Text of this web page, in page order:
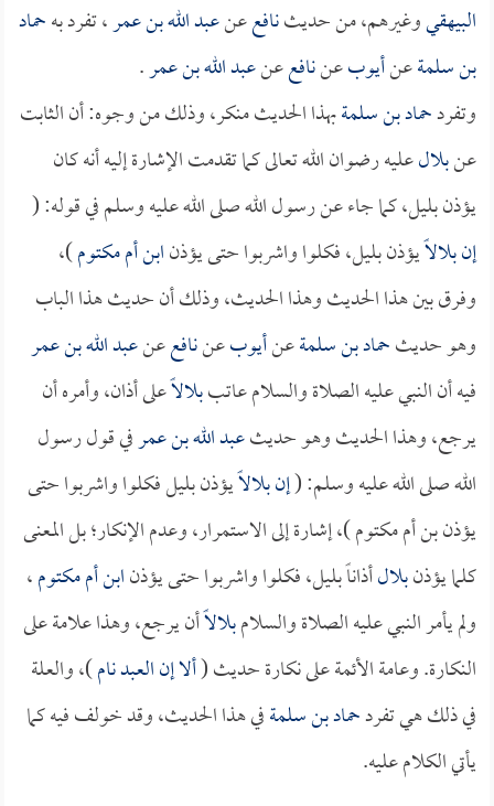
البيهقيوغيرهم، من حديثنافععنعبد الله بن عمر، تفرد بهحماد
بن سلمةعنأيوبعننافععنعبد الله بن عمر.
وتفردحماد بن سلمةبهذا الحديث منكر، وذلك من وجوه: أن الثابت
عنبلالعليه رضوان الله تعالى كما تقدمت الإشارة إليه أنه كان
يؤذن بليل، كما جاء عن رسول الله صلى الله عليه وسلم في قوله: (
إنبلالاًيؤذن بليل، فكلوا واشربوا حتى يؤذنابن أم مكتوم)،
وفرق بين هذا الحديث وهذا الحديث، وذلك أن حديث هذا الباب
وهو حديثحماد بن سلمةعنأيوبعننافععنعبد الله بن عمر
فيه أن النبي عليه الصلاة والسلام عاتببلالاًعلى أذان، وأمره أن
يرجع، وهذا الحديث وهو حديثعبد الله بن عمرفي قول رسول
الله صلى الله عليه وسلم: (إنبلالاًيؤذن بليل فكلوا واشربوا حتى
يؤذن بن أم مكتوم )، إشارة إلى الاستمرار، وعدم الإنكار؛ بل المعنى
كلما يؤذنبلالأذاناً بليل، فكلوا واشربوا حتى يؤذنابن أم مكتوم،
ولم يأمر النبي عليه الصلاة والسلامبلالاًأن يرجع، وهذا علامة على
النكارة. وعامة الأئمة على نكارة حديث (ألا إن العبد نام)، والعلة
في ذلك هي تفردحماد بن سلمةفي هذا الحديث، وقد خولف فيه كما
يأتي الكلام عليه.